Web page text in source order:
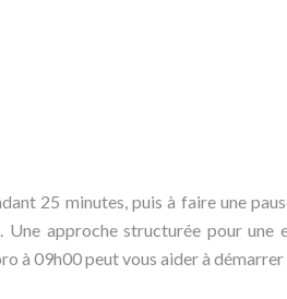
25 minutes, puis à faire une
approche structurée pour
09h00 peut vous aider à